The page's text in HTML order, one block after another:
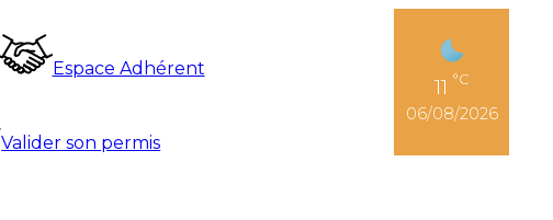
Espace Adhérent
Valider son permis
06/08/2026
11 °C